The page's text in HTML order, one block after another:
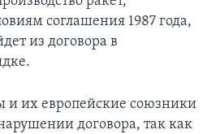
соглашения 1987 года,
из договора в
их европейские союзники
договора, так как